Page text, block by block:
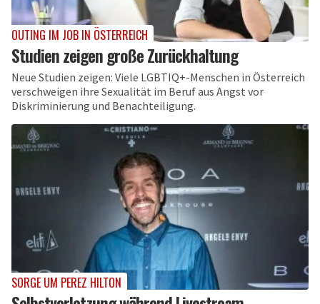
OUTING IM JOB IN ÖSTERREICH
Studien zeigen große Zurückhaltung
Neue Studien zeigen: Viele LGBTIQ+-Menschen in Österreich
verschweigen ihre Sexualität im Beruf aus Angst vor
Diskriminierung und Benachteiligung.
SORGE UM PEREZ HILTON